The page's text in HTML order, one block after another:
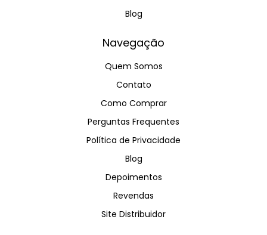
Blog
Navegação
Quem Somos
Contato
Como Comprar
Perguntas Frequentes
Política de Privacidade
Blog
Depoimentos
Revendas
Site Distribuidor